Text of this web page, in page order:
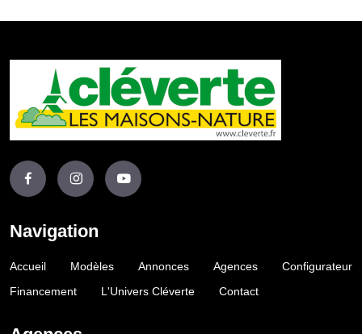
Navigation
Accueil Modèles Annonces Agences
Configurateur
Financement
L'Univers Cléverte Contact